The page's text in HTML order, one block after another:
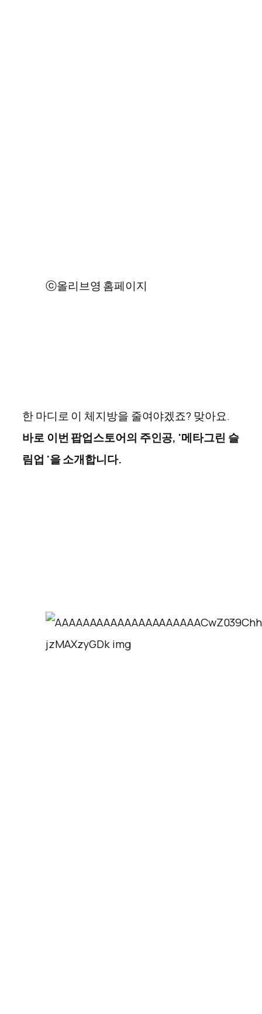
ⓒ올리브영 홈페이지
한 마디로 이 체지방을 줄여야겠죠? 맞아요.
바로 이번 팝업스토어의 주인공, '메타그린 슬
림업 '을 소개합니다.